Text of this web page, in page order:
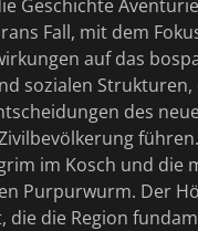
Geschichte
Fall, mit dem
auf das
sozialen Strukturen,
des
im Kosch und die
Purpurwurm. Der
die die Region